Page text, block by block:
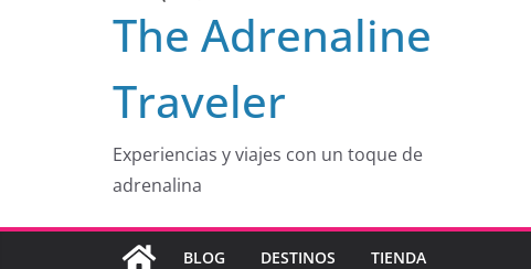
MULITO!
The Adrenaline
Traveler
Experiencias y viajes con un toque de
adrenalina
BLOG DESTINOS TIENDA